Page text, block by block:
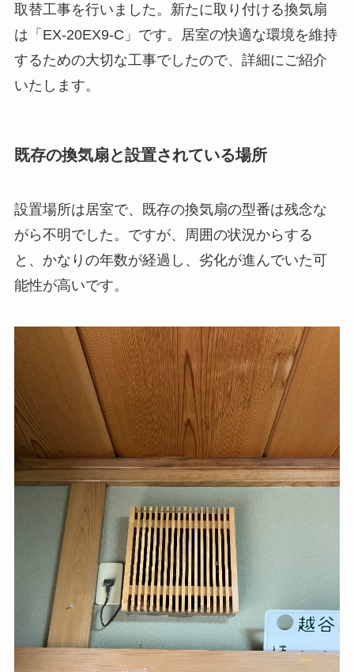
取替工事を行いました。新たに取り付ける換気扇
は「EX-20EX9-C」です。居室の快適な環境を維持
するための大切な工事でしたので、詳細にご紹介
いたします。
既存の換気扇と設置されている場所
設置場所は居室で、既存の換気扇の型番は残念な
がら不明でした。ですが、周囲の状況からする
と、かなりの年数が経過し、劣化が進んでいた可
能性が高いです。